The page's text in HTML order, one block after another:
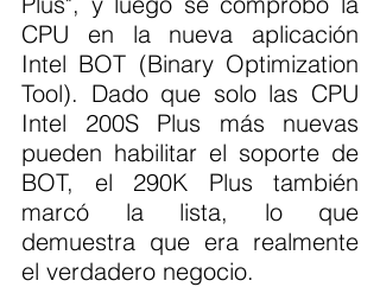
CPU en la nueva aplicación
Intel BOT (Binary Optimization
Tool). Dado que solo las CPU
Intel 200S Plus más nuevas
pueden habilitar el soporte de
BOT, el 290K Plus también
marcó la lista, lo que
demuestra que era realmente
el verdadero negocio.